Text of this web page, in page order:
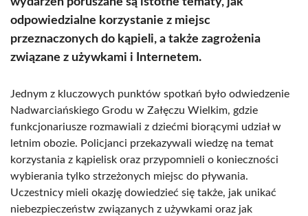
odpowiedzialne korzystanie z miejsc
przeznaczonych do kąpieli, a także zagrożenia
związane z używkami i Internetem.
Jednym z kluczowych punktów spotkań było odwiedzenie
Nadwarciańskiego Grodu w Załęczu Wielkim, gdzie
funkcjonariusze rozmawiali z dziećmi biorącymi udział w
letnim obozie. Policjanci przekazywali wiedzę na temat
korzystania z kąpielisk oraz przypomnieli o konieczności
wybierania tylko strzeżonych miejsc do pływania.
Uczestnicy mieli okazję dowiedzieć się także, jak unikać
niebezpieczeństw związanych z używkami oraz jak